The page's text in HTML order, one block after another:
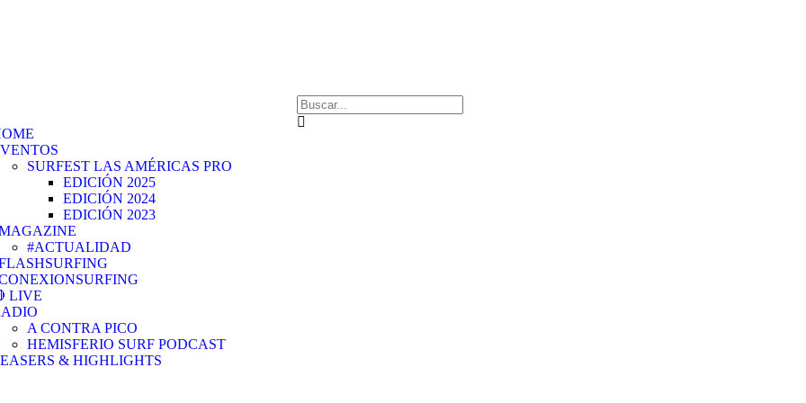
SURFEST LAS AMÉRICAS PRO
EDICIÓN 2025
EDICIÓN 2024
EDICIÓN 2023
#ACTUALIDAD
LIVE
A CONTRA PICO
HEMISFERIO SURF PODCAST
& HIGHLIGHTS